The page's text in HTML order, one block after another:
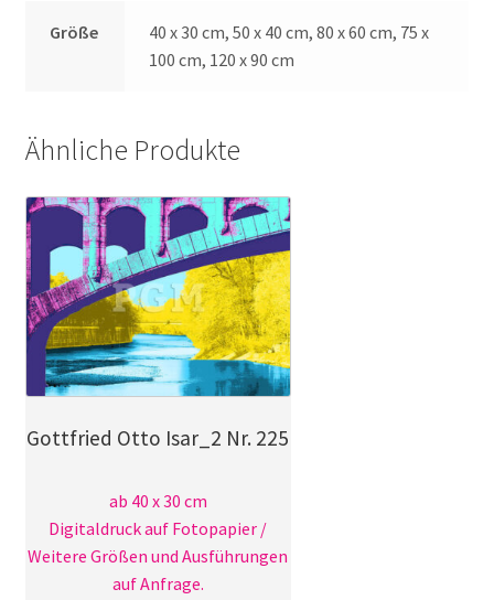
Größe
40 x 30 cm, 50 x 40 cm, 80 x 60 cm, 75 x
100 cm, 120 x 90 cm
Ähnliche Produkte
Gottfried Otto Isar_2 Nr. 225
ab 40 x 30 cm
Digitaldruck auf Fotopapier /
Weitere Größen und Ausführungen
auf Anfrage.